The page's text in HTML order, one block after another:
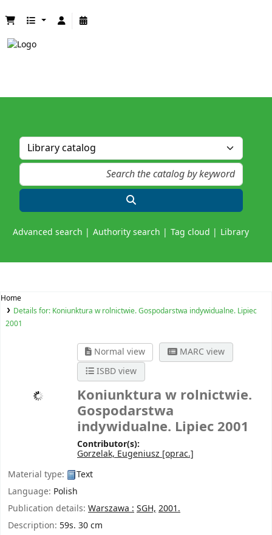
Advanced search Authority search Tag cloud Library
Home
Details for: Koniunktura w rolnictwie. Gospodarstwa indywidualne. Lipiec
2001
Normal view
MARC view
ISBD view
Koniunktura w rolnictwie.
Gospodarstwa
indywidualne. Lipiec 2001
Contributor(s):
Gorzelak, Eugeniusz [oprac.]
Material type:
Text
Language: Polish
Publication details: Warszawa : SGH, 2001.
Description: 59s. 30 cm